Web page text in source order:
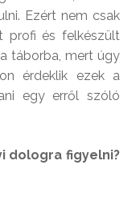
Ezért nem csak
profi és felkészült
táborba, mert úgy
érdeklik ezek a
egy erről szóló
dologra figyelni?